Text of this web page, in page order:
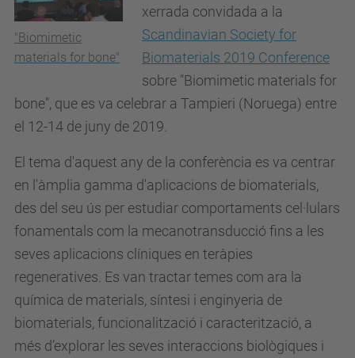
"Biomimetic
materials for bone"
xerrada convidada a la
Scandinavian Society for
Biomaterials 2019 Conference
sobre "Biomimetic materials for
bone", que es va celebrar a Tampieri (Noruega) entre
el 12-14 de juny de 2019.
El tema d'aquest any de la conferència es va centrar
en l'àmplia gamma d'aplicacions de biomaterials,
des del seu ús per estudiar comportaments cel·lulars
fonamentals com la mecanotransducció fins a les
seves aplicacions clíniques en teràpies
regeneratives. Es van tractar temes com ara la
química de materials, síntesi i enginyeria de
biomaterials, funcionalització i caracterització, a
més d’explorar les seves interaccions biològiques i